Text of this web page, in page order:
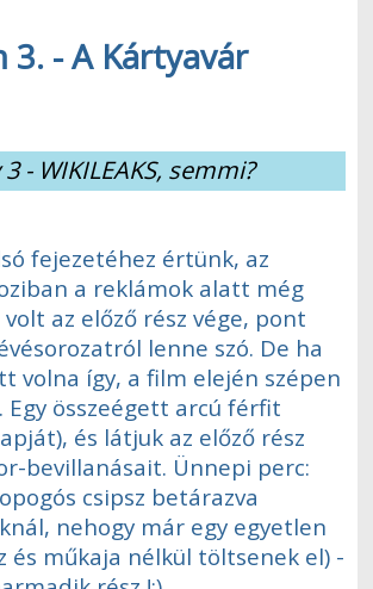
- A Kártyavár
- WIKILEAKS, semmi?
fejezetéhez értünk, az
a reklámok alatt még
az előző rész vége, pont
lenne szó. De ha
volna így, a film elején szépen
összeégett arcú férfit
és látjuk az előző rész
bevillanásait. Ünnepi perc:
csipsz betárazva
nehogy már egy egyetlen
és műkaja nélkül töltsenek el) -